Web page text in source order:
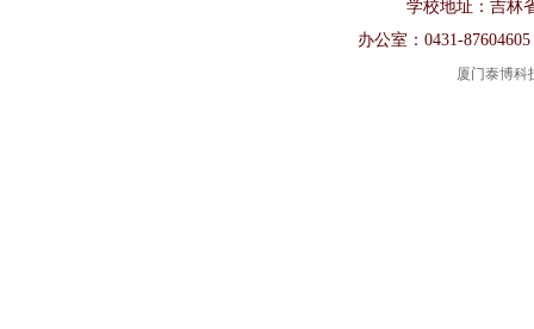
学校地址：吉林
办公室：0431-
厦门泰博科